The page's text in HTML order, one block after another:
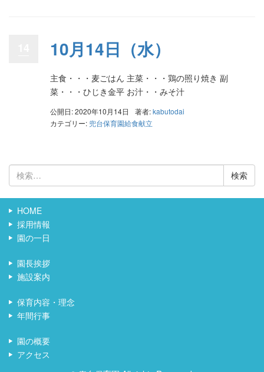
10月14日（水）
主食・・・麦ごはん 主菜・・・鶏の照り焼き 副
菜・・・ひじき金平 お汁・・みそ汁
公開日: 2020年10月14日 著者:kabutodai
カテゴリー: 兜台保育園給食献立
検
索:
HOME
採用情報
園の一日
園長挨拶
施設案内
保育内容・理念
年間行事
園の概要
アクセス